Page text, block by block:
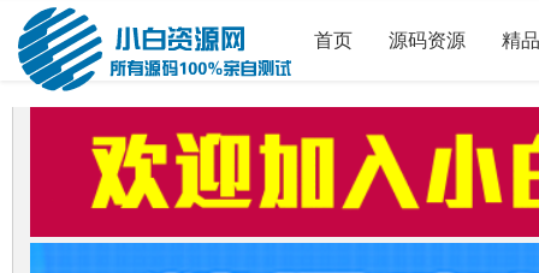
首页 源码资源 精